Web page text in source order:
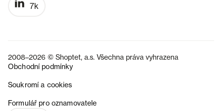
7k
2008–2026 © Shoptet, a.s. Všechna práva vyhrazena
Obchodní podmínky
Soukromí a cookies
Formulář pro oznamovatele